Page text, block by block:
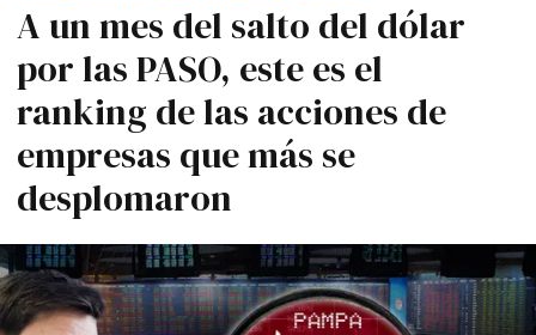
A un mes del salto del dólar
por las PASO, este es el
ranking de las acciones de
empresas que más se
desplomaron